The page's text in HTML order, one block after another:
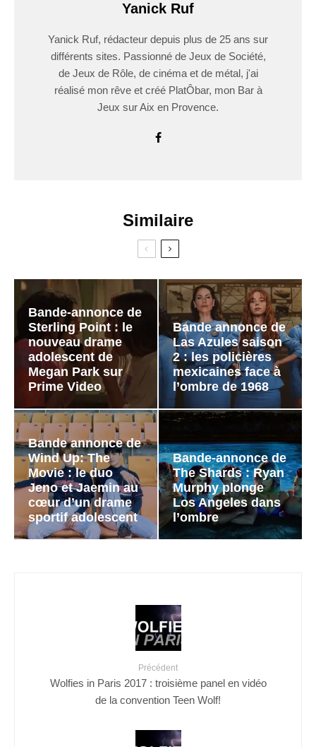
Yanick Ruf
Yanick Ruf, rédacteur depuis plus de 25 ans sur
différents sites. Passionné de Jeux de Société,
de Jeux de Rôle, de cinéma et de métal, j'ai
réalisé mon rêve et créé PlatÔbar, mon Bar à
Jeux sur Aix en Provence.
Similaire
Bande-annonce de
Sterling Point : le
nouveau drame
adolescent de
Megan Park sur
Prime Video
Bande annonce de
Las Azules saison
2 : les policières
mexicaines face à
l’ombre de 1968
Bande annonce de
Wind Up: The
Movie : le duo
Jeno et Jaemin au
cœur d’un drame
sportif adolescent
Bande-annonce de
The Shards : Ryan
Murphy plonge
Los Angeles dans
l’ombre
Précédent
Wolfies in Paris 2017 : troisième panel en vidéo
de la convention Teen Wolf!